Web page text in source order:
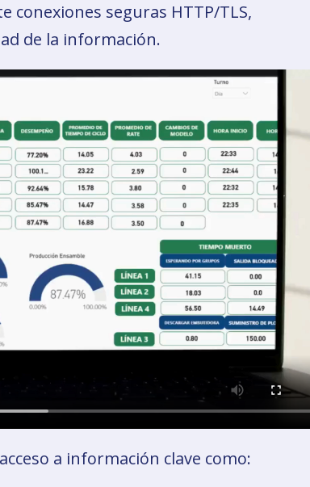
conexiones seguras HTTP/TLS,
de la información.
a información clave como: